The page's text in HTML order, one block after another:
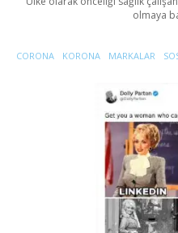
olmaya
CORONA KORONA MARKALAR